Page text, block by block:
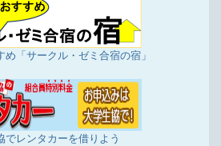
め「サークル・ゼミ合宿の宿」
でレンタカーを借りよう